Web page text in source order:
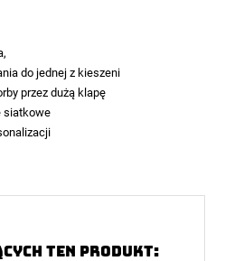
do jednej z kieszeni
przez dużą klapę
siatkowe
ten produkt: